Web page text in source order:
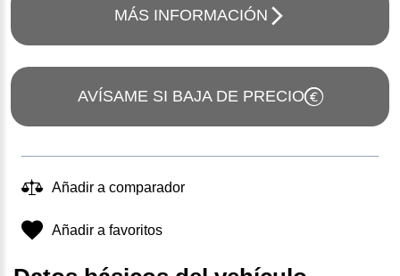
MÁS INFORMACIÓN
AVÍSAME SI BAJA DE PRECIO
Añadir a comparador
Añadir a favoritos